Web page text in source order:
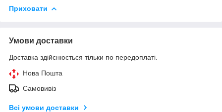
Приховати
Умови доставки
Доставка здійснюється тільки по передоплаті.
Нова Пошта
Самовивіз
Всі умови доставки